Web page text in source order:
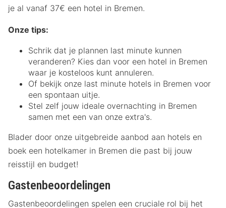
je al vanaf 37€ een hotel in Bremen.
Onze tips:
Schrik dat je plannen last minute kunnen
veranderen? Kies dan voor een hotel in Bremen
waar je kosteloos kunt annuleren.
Of bekijk onze last minute hotels in Bremen voor
een spontaan uitje.
Stel zelf jouw ideale overnachting in Bremen
samen met een van onze extra's.
Blader door onze uitgebreide aanbod aan hotels en
boek een hotelkamer in Bremen die past bij jouw
reisstijl en budget!
Gastenbeoordelingen
Gastenbeoordelingen spelen een cruciale rol bij het